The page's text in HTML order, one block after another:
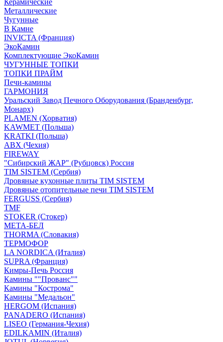
Керамические
Металлические
Чугунные
В Камне
INVICTA (Франция)
ЭкоКамин
Комплектующие ЭкоКамин
ЧУГУННЫЕ ТОПКИ
ТОПКИ ПРАЙМ
Печи-камины
ГАРМОНИЯ
Уральский Завод Печного Оборудования (Бранденбург,
Монарх)
PLAMEN (Хорватия)
KAWMET (Польша)
KRATKI (Польша)
ABX (Чехия)
FIREWAY
"Сибирский ЖАР" (Рубцовск) Россия
TIM SISTEM (Сербия)
Дровяные кухонные плиты TIM SISTEM
Дровяные отопительные печи TIM SISTEM
FERGUSS (Сербия)
TMF
STOKER (Стокер)
МЕТА-БЕЛ
THORMA (Словакия)
ТЕРМОФОР
LA NORDICA (Италия)
SUPRA (Франция)
Кимры-Печь Россия
Камины ""Прованс""
Камины "Кострома"
Камины "Медальон"
HERGOM (Испания)
PANADERO (Испания)
LISEO (Германия-Чехия)
EDILKAMIN (Италия)